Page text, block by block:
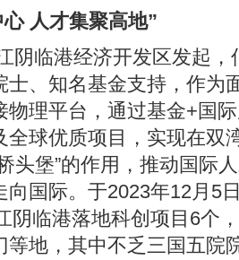
人才集聚高地”
阴临港经济开发区发起，
士、 知名基金支持，作为
物理平台，通过基金+国
全球优质项目，实现在双
头堡”的作用，推动国际
向国际。于2023年12月5
阴临港落地科创项目6个
等地，其中不乏三国五院